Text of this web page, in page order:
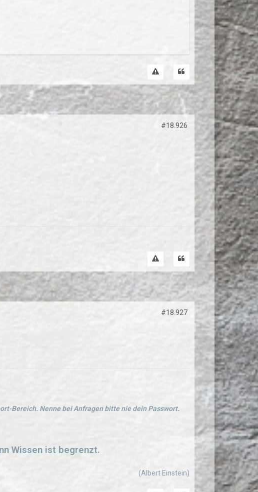
#18.926
#18.927
Bereich. Nenne bei Anfragen bitte nie dein Passwort.
Wissen ist begrenzt.
(Albert Einstein)